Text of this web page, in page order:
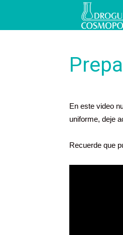
En este video
uniforme, deje
Recuerde que